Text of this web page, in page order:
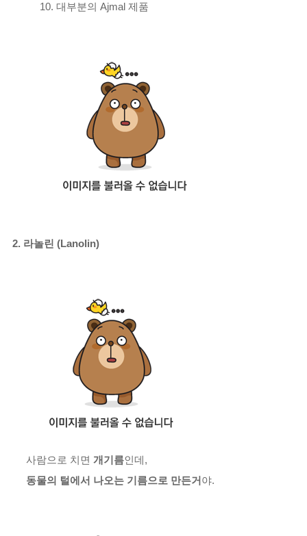
10. 대부분의 Ajmal 제품
2. 라놀린 (Lanolin)
사람으로 치면 개기름인데,
동물의 털에서 나오는 기름으로 만든거 야.